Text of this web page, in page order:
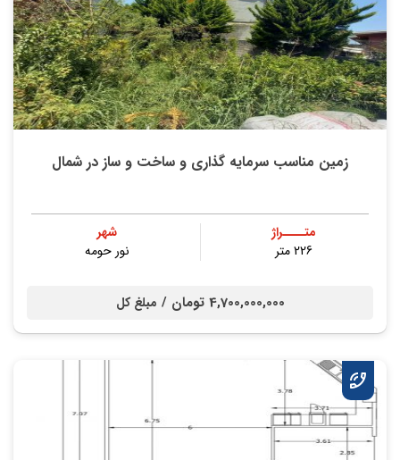
زمین مناسب سرمایه گذاری و ساخت و ساز در شمال
متــــراژ
226 متر
شهر
نور حومه
4,700,000,000 تومان / مبلغ کل